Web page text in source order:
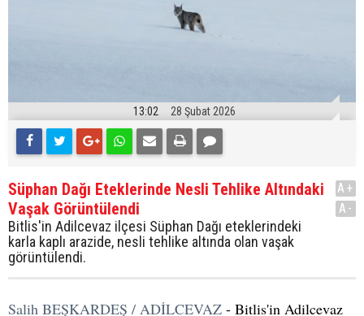
13:02 28 Şubat 2026
Süphan Dağı Eteklerinde Nesli Tehlike Altındaki
Vaşak Görüntülendi
Bitlis'in Adilcevaz ilçesi Süphan Dağı eteklerindeki
karla kaplı arazide, nesli tehlike altında olan vaşak
görüntülendi.
A+
A-
Salih BEŞKARDEŞ / ADİLCEVAZ - Bitlis'in Adilcevaz